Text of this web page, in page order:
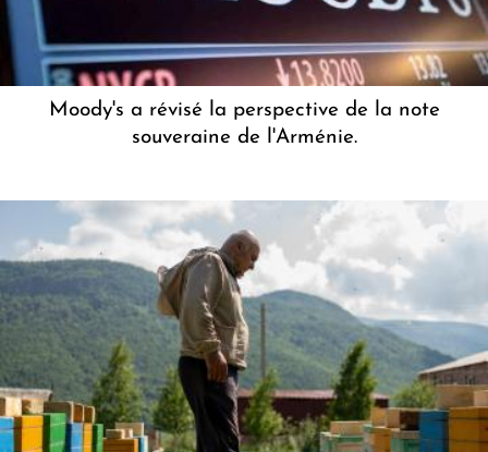
Moody's a révisé la perspective de la note
souveraine de l'Arménie.